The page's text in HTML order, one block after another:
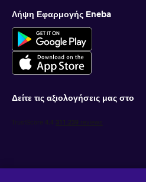
Λήψη Εφαρμογής Eneba
Δείτε τις αξιολογήσεις μας στο